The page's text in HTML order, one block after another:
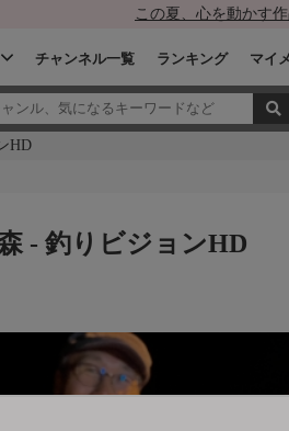
この夏、心を動かす
チャンネル一覧 ランキング マイ
HD
- 釣りビジョンHD